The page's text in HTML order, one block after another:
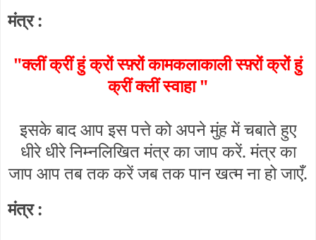
मंत्र :
"क्लीं क्रीं हुं क्रों स्फ़्रों कामकलाकाली स्फ़्रों क्रों हुं
क्रीं क्लीं स्वाहा "
इसके बाद आप इस पत्ते को अपने मुंह में चबाते हुए
धीरे धीरे निम्नलिखित मंत्र का जाप करें. मंत्र का
जाप आप तब तक करें जब तक पान खत्म ना हो जाएँ.
मंत्र :